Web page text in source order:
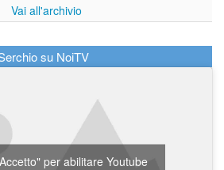
Vai all'archivio
su NoiTV
per abilitare Youtube